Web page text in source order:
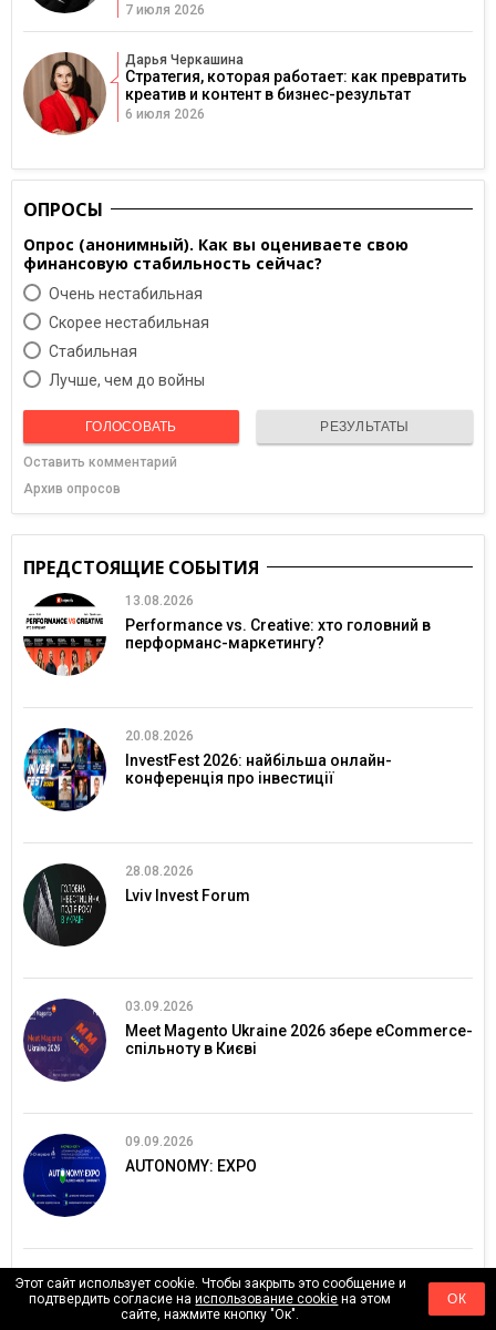
7 июля 2026
Дарья Черкашина
Стратегия, которая работает: как превратить
креатив и контент в бизнес-результат
6 июля 2026
ОПРОСЫ
Опрос (анонимный). Как вы оцениваете свою
финансовую стабильность сейчас?
Очень нестабильная
Скорее нестабильная
Cтабильная
Лучше, чем до войны
ГОЛОСОВАТЬ РЕЗУЛЬТАТЫ
Оставить комментарий
Архив опросов
ПРЕДСТОЯЩИЕ СОБЫТИЯ
13.08.2026
Performance vs. Creative: хто головний в
перформанс-маркетингу?
20.08.2026
InvestFest 2026: найбільша онлайн-
конференція про інвестиції
28.08.2026
Lviv Invest Forum
03.09.2026
Meet Magento Ukraine 2026 збере eCommerce-
спільноту в Києві
09.09.2026
AUTONOMY: EXPO
06.10.2026
E-commerce Conference 2026
Этот сайт использует cookie. Чтобы закрыть это сообщение и
подтвердить согласие наиспользование cookie на этом
сайте, нажмите кнопку "Ок".
ОК